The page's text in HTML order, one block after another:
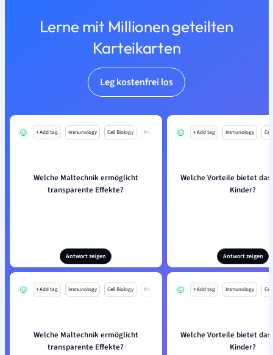
Lerne mit Millionen geteilten
Karteikarten
Leg kostenfrei los
+ Add tag Immunology Cell Biology Mo
Welche Maltechnik ermöglicht
transparente Effekte?
Antwort zeigen
+ Add tag Immunology
Welche Vorteile bietet
Kinder?
Antwort zeigen
+ Add tag Immunology Cell Biology Mo
Welche Maltechnik ermöglicht
transparente Effekte?
+ Add tag Immunology
Welche Vorteile bietet
Kinder?